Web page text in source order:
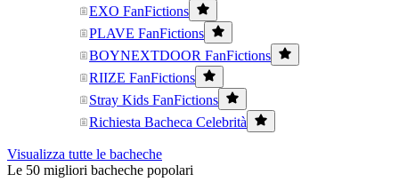
EXO FanFictions
PLAVE FanFictions
BOYNEXTDOOR FanFictions
RIIZE FanFictions
Stray Kids FanFictions
Richiesta Bacheca Celebrità
Visualizza tutte le bacheche
Le 50 migliori bacheche popolari